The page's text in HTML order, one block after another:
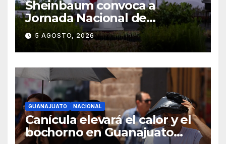
Sheinbaum convoca a
Jornada Nacional de
Reforestación el 9 de agosto
5 AGOSTO, 2026
GUANAJUATO NACIONAL
Canícula elevará el calor y el
bochorno en Guanajuato